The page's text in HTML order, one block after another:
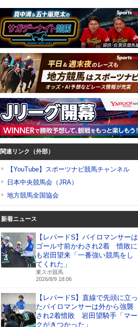
関連リンク（外部）
【YouTube】スポーツナビ競馬チャンネル
日本中央競馬会（JRA）
地方競馬全国協会
新着ニュース
【レパードS】パイロマンサーは
ゴール寸前かわされ2着 惜敗に
も岩田望来「一番強い競馬をし
てくれた」
東スポ競馬
2026/8/9 18:06
【レパードS】直線で先頭に立っ
たパイロマンサーは外から強襲
され2着惜敗 岩田望騎手「マー
クがきつかった」